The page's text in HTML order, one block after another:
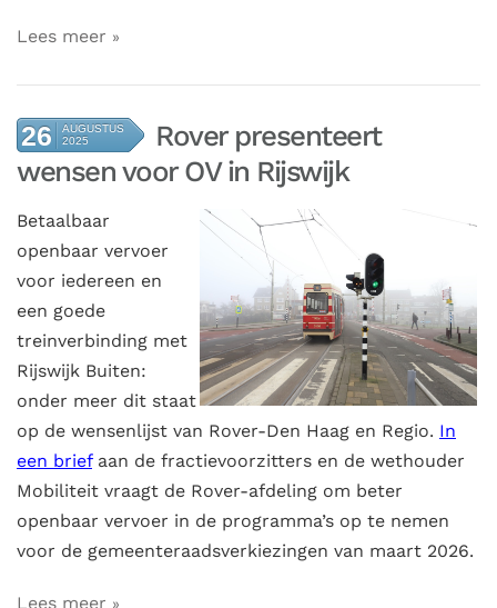
Lees meer
26
AUGUSTUS
2025
Rover presenteert
wensen voor OV in Rijswijk
Betaalbaar
openbaar vervoer
voor iedereen en
een goede
treinverbinding met
Rijswijk Buiten:
onder meer dit staat
op de wensenlijst van Rover-Den Haag en Regio. In
een briefaan de fractievoorzitters en de wethouder
Mobiliteit vraagt de Rover-afdeling om beter
openbaar vervoer in de programma’s op te nemen
voor de gemeenteraadsverkiezingen van maart 2026.
Lees meer